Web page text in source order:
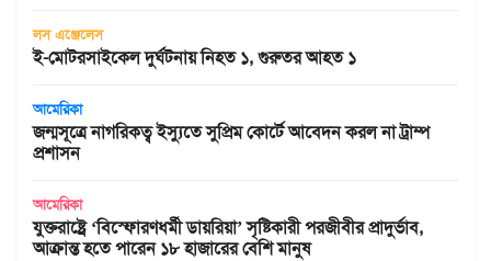
লস এঞ্জেলেস
ই-মোটরসাইকেল দুর্ঘটনায় নিহত ১, গুরুতর আহত ১
আমেরিকা
জন্মসূত্রে নাগরিকত্ব ইস্যুতে সুপ্রিম কোর্টে আবেদন করল না ট্রাম্প
প্রশাসন
আমেরিকা
যুক্তরাষ্ট্রে ‘বিস্ফোরণধর্মী ডায়রিয়া’ সৃষ্টিকারী পরজীবীর প্রাদুর্ভাব,
আক্রান্ত হতে পারেন ১৮ হাজারের বেশি মানুষ